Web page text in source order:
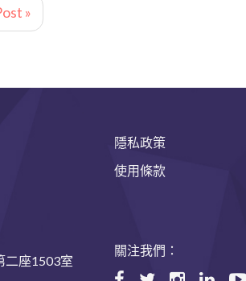
»
二座1503室
隱私政策
使用條款
關注我們：